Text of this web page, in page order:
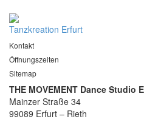
Tanzkreation Erfurt
Kontakt
Öffnungszeiten
Sitemap
THE MOVEMENT Dance Studio
Mainzer Straße 34
99089 Erfurt – Rieth